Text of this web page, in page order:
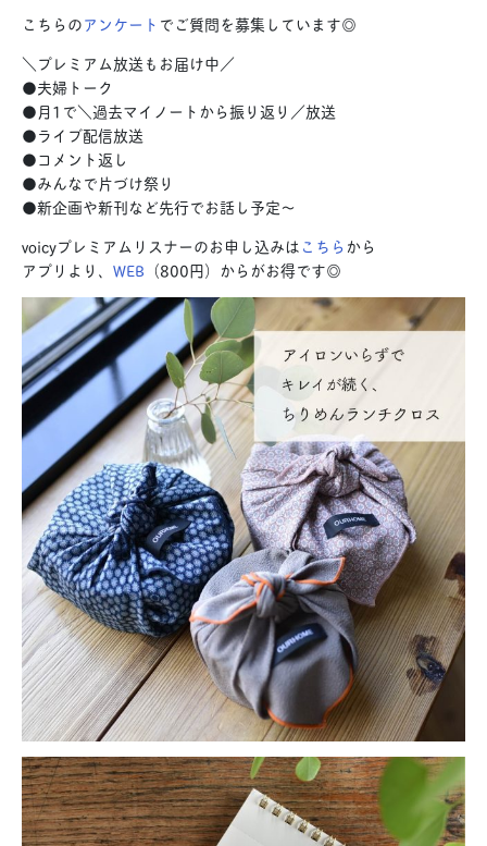
こちらのアンケート でご質問を募集しています◎
＼プレミアム放送もお届け中／
●夫婦トーク
●月1で＼過去マイノートから振り返り／放送
●ライブ配信放送
●コメント返し
●みんなで片づけ祭り
●新企画や新刊など先行でお話し予定〜
voicyプレミアムリスナーのお申し込みはこちら から
アプリより、 WEB （800円）からがお得です◎